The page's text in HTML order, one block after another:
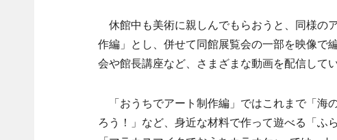
休館中も美術に親しんでもらおうと、同様の
作編」とし、併せて同館展覧会の一部を映像で
会や館長講座など、さまざまな動画を配信して
「おうちでアート制作編」ではこれまで「海
ろう！」など、身近な材料で作って遊べる「ふ